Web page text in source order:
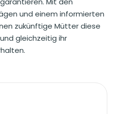
und einem informierten
zukünftige Mütter diese
gleichzeitig ihr